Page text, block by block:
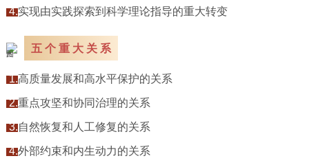
4.实现由实践探索到科学理论指导的重大转变
五 个 重 大 关 系
1.高质量发展和高水平保护的关系
2.重点攻坚和协同治理的关系
3.自然恢复和人工修复的关系
4.外部约束和内生动力的关系